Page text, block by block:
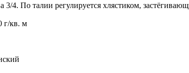
4. По талии регулируется хлястиком,
г/кв. м